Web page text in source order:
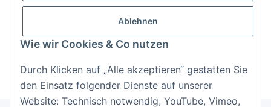
Ablehnen
Wie wir Cookies & Co nutzen
Durch Klicken auf „Alle akzeptieren“ gestatten Sie
den Einsatz folgender Dienste auf unserer
Website: Technisch notwendig, YouTube, Vimeo,
Neu hier? Jetzt registrieren!